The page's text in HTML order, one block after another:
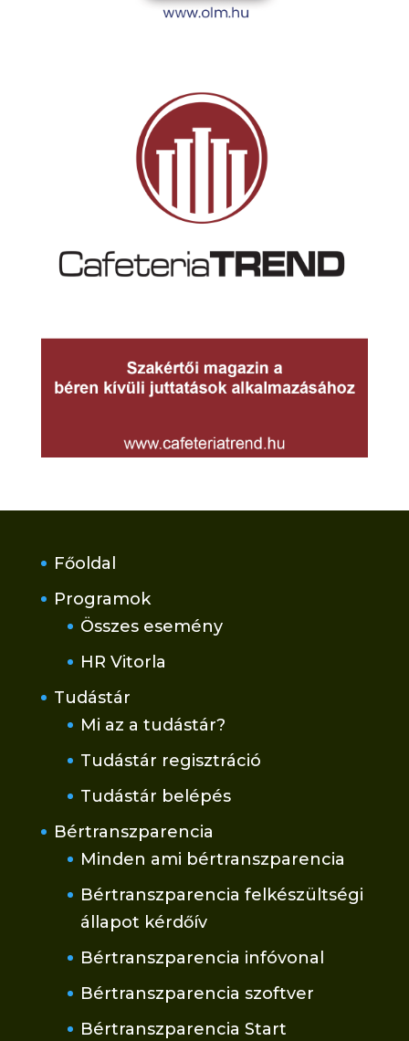
Főoldal
Programok
Összes esemény
HR Vitorla
Tudástár
Mi az a tudástár?
Tudástár regisztráció
Tudástár belépés
Bértranszparencia
Minden ami bértranszparencia
Bértranszparencia felkészültségi
állapot kérdőív
Bértranszparencia infóvonal
Bértranszparencia szoftver
Bértranszparencia Start